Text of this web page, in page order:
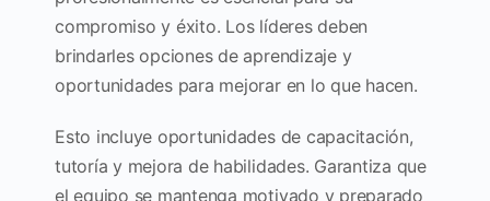
compromiso y éxito. Los líderes deben
brindarles opciones de aprendizaje y
oportunidades para mejorar en lo que hacen.
Esto incluye oportunidades de capacitación,
tutoría y mejora de habilidades. Garantiza que
el equipo se mantenga motivado y preparado